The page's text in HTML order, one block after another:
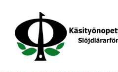
sivun
sisältöön
Käsityönopettajien